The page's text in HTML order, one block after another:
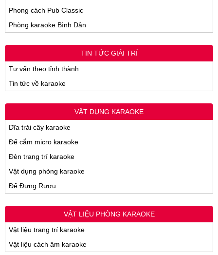
Phong cách Pub Classic
Phòng karaoke Bình Dân
TIN TỨC GIẢI TRÍ
Tư vấn theo tỉnh thành
Tin tức về karaoke
VẬT DỤNG KARAOKE
Dĩa trái cây karaoke
Đế cắm micro karaoke
Đèn trang trí karaoke
Vật dụng phòng karaoke
Đế Đựng Rượu
VẬT LIỆU PHÒNG KARAOKE
Vật liệu trang trí karaoke
Vật liệu cách âm karaoke